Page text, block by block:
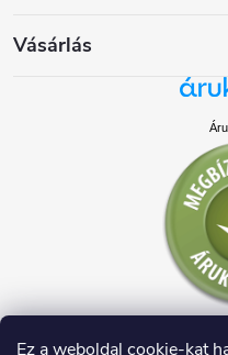
Ez a weboldal cookie-kat
Vásárlás